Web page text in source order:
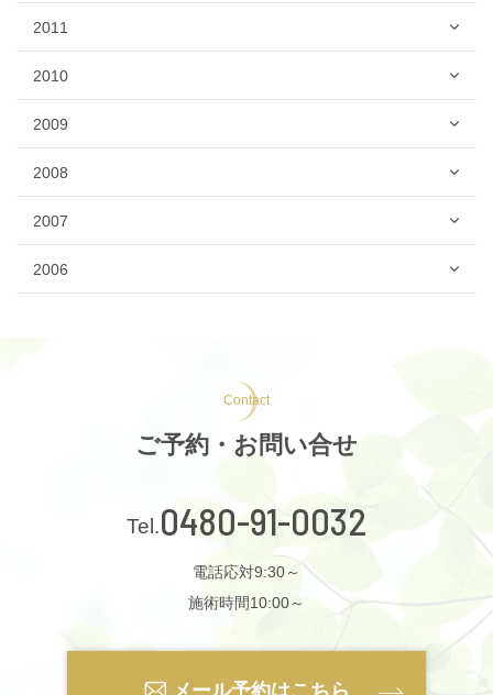
2011
2010
2009
2008
2007
2006
Contact
ご予約・お問い合せ
0480-91-0032
電話応対9:30～
施術時間10:00～
メール予約はこちら